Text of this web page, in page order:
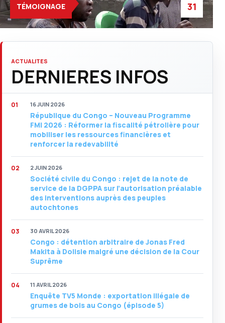
TÉMOIGNAGE 31
ACTUALITES
DERNIERES INFOS
16 JUIN 2026
République du Congo – Nouveau Programme
FMI 2026 : Réformer la fiscalité pétrolière pour
mobiliser les ressources financières et
renforcer la redevabilité
2 JUIN 2026
Société civile du Congo : rejet de la note de
service de la DGPPA sur l’autorisation préalable
des interventions auprès des peuples
autochtones
30 AVRIL 2026
Congo : détention arbitraire de Jonas Fred
Makita à Dolisie malgré une décision de la Cour
Suprême
11 AVRIL 2026
Enquête TV5 Monde : exportation illégale de
grumes de bois au Congo (épisode 5)